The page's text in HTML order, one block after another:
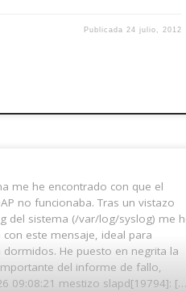
Publicada 24 julio, 2012
me he encontrado con que el
no funcionaba. Tras un vistazo
del sistema (/var/log/syslog) me
con este mensaje, ideal para
dormidos. He puesto en negrita la
del informe de fallo,
09:08:21 mestizo slapd[19794]: